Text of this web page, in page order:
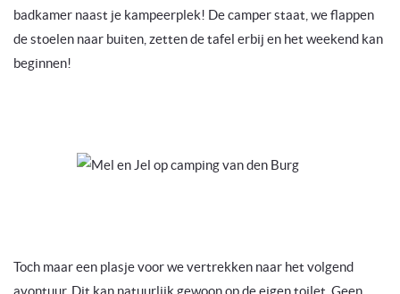
badkamer naast je kampeerplek! De camper staat, we flappen
de stoelen naar buiten, zetten de tafel erbij en het weekend kan
beginnen!
Toch maar een plasje voor we vertrekken naar het volgend
avontuur. Dit kan natuurlijk gewoon op de eigen toilet. Geen